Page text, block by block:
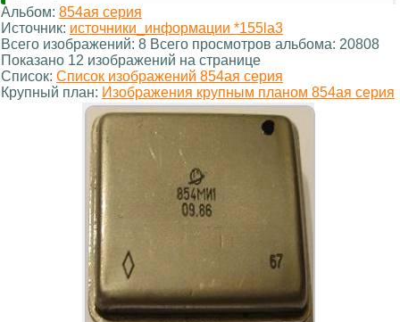
Альбом: 854ая серия
Источник: источники_информации *155la3
Всего изображений: 8 Всего просмотров альбома: 20808
Показано 12 изображений на странице
Список: Список изображений 854ая серия
Крупный план: Изображения крупным планом 854ая серия